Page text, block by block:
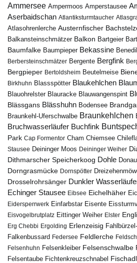
Ammersee Ampermoos Amperstausee
Aserbaidschan Atlantiksturmtaucher
Atlasohrenlerche Austernfischer
Balkansteinschmätzer Balkon Bartgeier
Baumfalke Baumpieper Bekassine
Berbersteinschmätzer Bergente Bergfink
Bergpieper Bertoldsheim Beutelmeise
Birkhuhn Blassspötter Blaukehlchen
Blauohrelster Blauracke Blauwangenspint
Blässgans Blässhuhn Bodensee
Braunkehl-Uferschwalbe Braunkehlchen
Bruchwasserläufer Buchfink
Park Cap Formentor Cham Chiemsee
Stausee Deininger Moos Deininger Weiher
Dithmarscher Speicherkoog Dohle Donau
Dorngrasmücke Dornspötter
Drosselrohrsänger Dunkler
Echinger Stausee Eibsee Eichelhäher
Eidersperrwerk Einfarbstar Eisente
Eisvogelbrutplatz Eittinger Weiher Elster
Erg Chebbi Ergolding Erlenzeisig
Falkenbussard Federsee Feldlerche
Felsenhuhn Felsenkleiber Felsenschwalbe
Felsentaube Fichtenkreuzschnabel